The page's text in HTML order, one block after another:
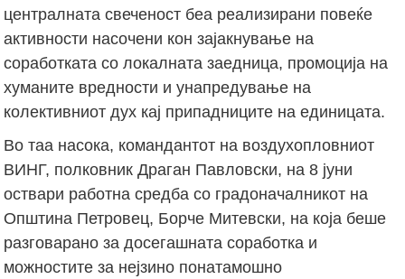
централната свеченост беа реализирани повеќе
активности насочени кон зајакнување на
соработката со локалната заедница, промоција на
хуманите вредности и унапредување на
колективниот дух кај припадниците на единицата.
Во таа насока, командантот на воздухопловниот
ВИНГ, полковник Драган Павловски, на 8 јуни
оствари работна средба со градоначалникот на
Општина Петровец, Борче Митевски, на која беше
разговарано за досегашната соработка и
можностите за нејзино понатамошно